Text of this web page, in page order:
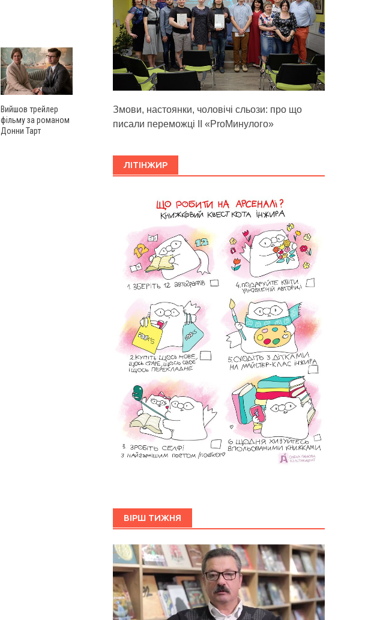
Вийшов трейлер
фільму за романом
Донни Тарт
Змови, настоянки, чоловічі сльози: про що
писали переможці ІІ «ProМинулого»
ЛІТІНЖИР
ВІРШ ТИЖНЯ